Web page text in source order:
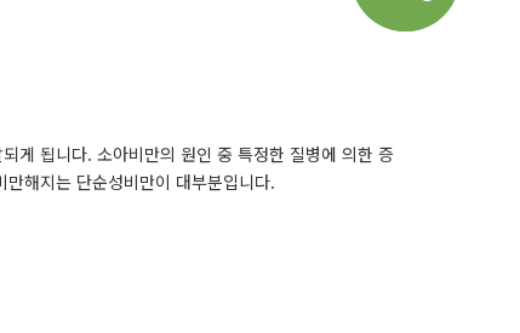
게 됩니다. 소아비만의 원인 중 특정한 질병에 의한 증
해지는 단순성비만이 대부분입니다.